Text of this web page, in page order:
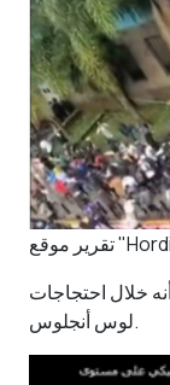
خلال احتجاجات
لوس أنجلوس.